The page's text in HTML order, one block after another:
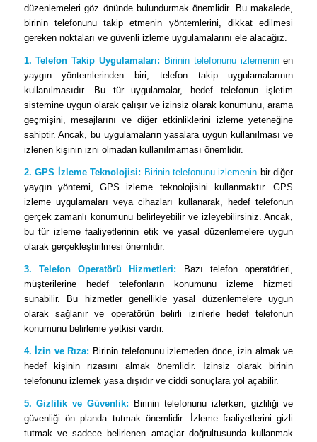
düzenlemeleri göz önünde bulundurmak önemlidir. Bu makalede,
birinin telefonunu takip etmenin yöntemlerini, dikkat edilmesi
gereken noktaları ve güvenli izleme uygulamalarını ele alacağız.
1. Telefon Takip Uygulamaları: Birinin telefonunu izlemeninen
yaygın yöntemlerinden biri, telefon takip uygulamalarının
kullanılmasıdır. Bu tür uygulamalar, hedef telefonun işletim
sistemine uygun olarak çalışır ve izinsiz olarak konumunu, arama
geçmişini, mesajlarını ve diğer etkinliklerini izleme yeteneğine
sahiptir. Ancak, bu uygulamaların yasalara uygun kullanılması ve
izlenen kişinin izni olmadan kullanılmaması önemlidir.
2. GPS İzleme Teknolojisi: Birinin telefonunu izlemenin bir diğer
yaygın yöntemi, GPS izleme teknolojisini kullanmaktır. GPS
izleme uygulamaları veya cihazları kullanarak, hedef telefonun
gerçek zamanlı konumunu belirleyebilir ve izleyebilirsiniz. Ancak,
bu tür izleme faaliyetlerinin etik ve yasal düzenlemelere uygun
olarak gerçekleştirilmesi önemlidir.
3. Telefon Operatörü Hizmetleri: Bazı telefon operatörleri,
müşterilerine hedef telefonların konumunu izleme hizmeti
sunabilir. Bu hizmetler genellikle yasal düzenlemelere uygun
olarak sağlanır ve operatörün belirli izinlerle hedef telefonun
konumunu belirleme yetkisi vardır.
4. İzin ve Rıza: Birinin telefonunu izlemeden önce, izin almak ve
hedef kişinin rızasını almak önemlidir. İzinsiz olarak birinin
telefonunu izlemek yasa dışıdır ve ciddi sonuçlara yol açabilir.
5. Gizlilik ve Güvenlik: Birinin telefonunu izlerken, gizliliği ve
güvenliği ön planda tutmak önemlidir. İzleme faaliyetlerini gizli
tutmak ve sadece belirlenen amaçlar doğrultusunda kullanmak